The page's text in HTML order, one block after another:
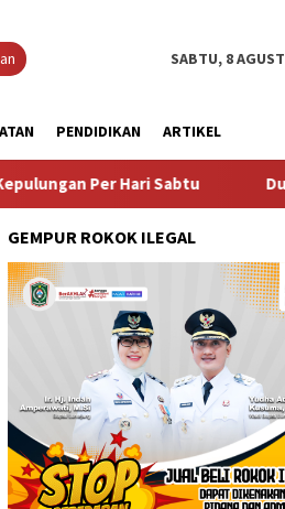
SABTU, 8
PENDIDIKAN ARTIKEL
Hari Sabtu Dugaan
GEMPUR ROKOK ILEGAL